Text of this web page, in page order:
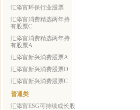
汇添富环保行业股票
汇添富消费精选两年持
有股票C
汇添富消费精选两年持
有股票A
汇添富新兴消费股票A
汇添富新兴消费股票D
汇添富新兴消费股票C
普通类
汇添富ESG可持续成长股